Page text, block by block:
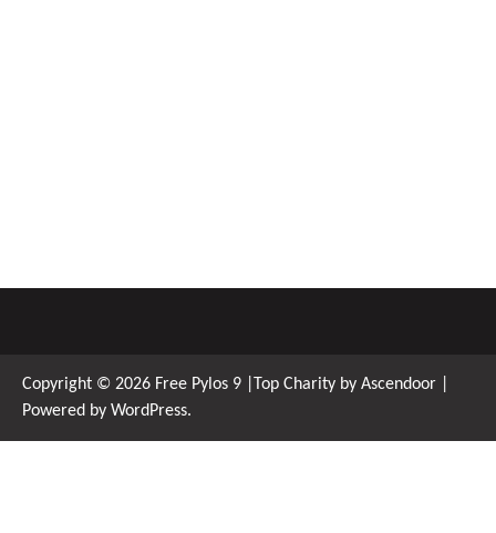
Copyright © 2026 Free Pylos 9 |Top Charity by Ascendoor
Powered by WordPress.